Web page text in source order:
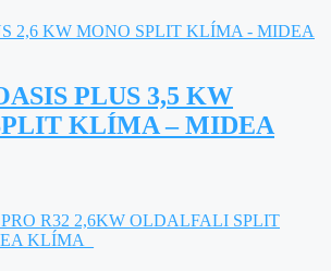
PLUS 3,5 KW
KLÍMA – MIDEA